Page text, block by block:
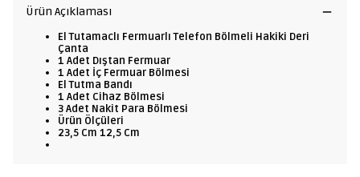
Ürün Açıklaması
El Tutamaclı Fermuarlı Telefon Bölmeli Hakiki Deri
Çanta
1 Adet Dıştan Fermuar
1 Adet İç Fermuar Bölmesi
El Tutma Bandı
1 Adet Cihaz Bölmesi
3 Adet Nakit Para Bölmesi
Ürün Ölçüleri
23,5 Cm 12,5 Cm